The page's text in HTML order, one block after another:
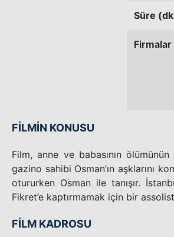
Süre
Firmalar
FİLMİN KONUSU
Film, anne ve babasının
gazino sahibi Osman’ın aşklarını
otururken Osman ile tanışır.
Fikret’e kaptırmamak için bir
FİLM KADROSU